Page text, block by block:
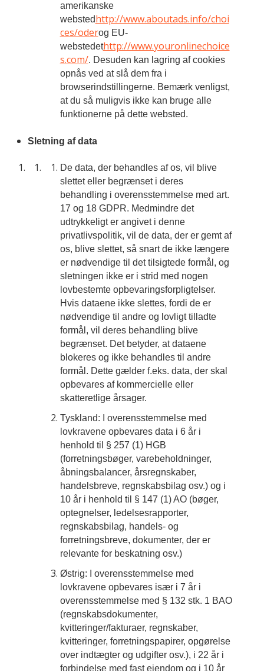
amerikanske
webstedhttp://www.aboutads.info/choi
ces/oderog EU-
webstedethttp://www.youronlinechoice
s.com/. Desuden kan lagring af cookies
opnås ved at slå dem fra i
browserindstillingerne. Bemærk venligst,
at du så muligvis ikke kan bruge alle
funktionerne på dette websted.
Sletning af data
De data, der behandles af os, vil blive
slettet eller begrænset i deres
behandling i overensstemmelse med art.
17 og 18 GDPR. Medmindre det
udtrykkeligt er angivet i denne
privatlivspolitik, vil de data, der er gemt af
os, blive slettet, så snart de ikke længere
er nødvendige til det tilsigtede formål, og
sletningen ikke er i strid med nogen
lovbestemte opbevaringsforpligtelser.
Hvis dataene ikke slettes, fordi de er
nødvendige til andre og lovligt tilladte
formål, vil deres behandling blive
begrænset. Det betyder, at dataene
blokeres og ikke behandles til andre
formål. Dette gælder f.eks. data, der skal
opbevares af kommercielle eller
skatteretlige årsager.
Tyskland: I overensstemmelse med
lovkravene opbevares data i 6 år i
henhold til § 257 (1) HGB
(forretningsbøger, varebeholdninger,
åbningsbalancer, årsregnskaber,
handelsbreve, regnskabsbilag osv.) og i
10 år i henhold til § 147 (1) AO (bøger,
optegnelser, ledelsesrapporter,
regnskabsbilag, handels- og
forretningsbreve, dokumenter, der er
relevante for beskatning osv.)
Østrig: I overensstemmelse med
lovkravene opbevares især i 7 år i
overensstemmelse med § 132 stk. 1 BAO
(regnskabsdokumenter,
kvitteringer/fakturaer, regnskaber,
kvitteringer, forretningspapirer, opgørelse
over indtægter og udgifter osv.), i 22 år i
forbindelse med fast ejendom og i 10 år